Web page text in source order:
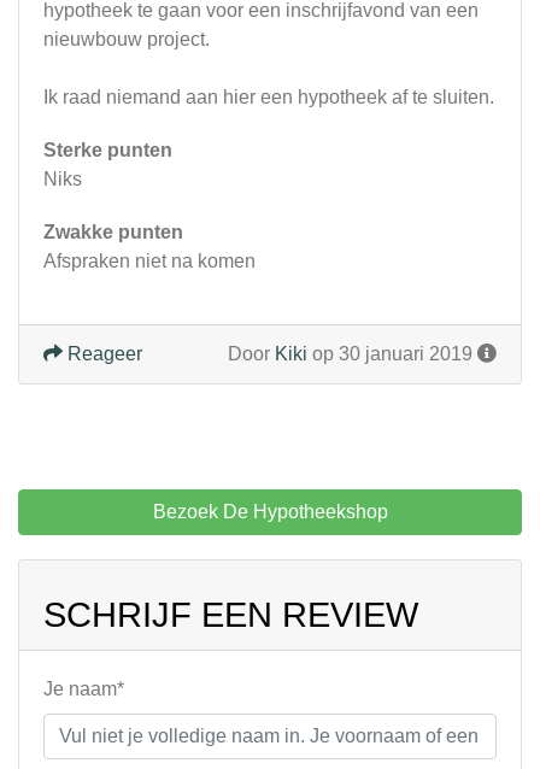
hypotheek te gaan voor een inschrijfavond van een
nieuwbouw project.
Ik raad niemand aan hier een hypotheek af te sluiten.
Sterke punten
Niks
Zwakke punten
Afspraken niet na komen
Door Kiki op 30 januari 2019
Reageer
Bezoek De Hypotheekshop
SCHRIJF EEN REVIEW
Je naam*